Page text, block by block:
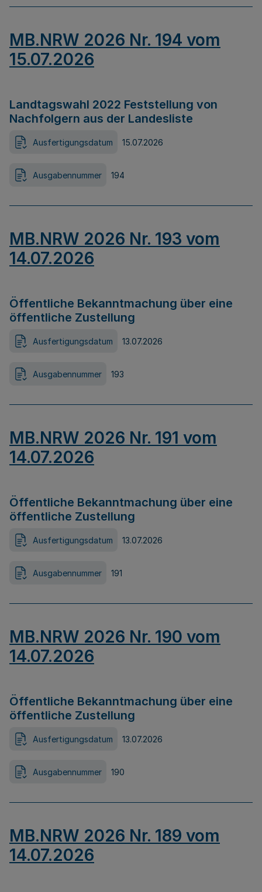
MB.NRW 2026 Nr. 194 vom
15.07.2026
Landtagswahl 2022 Feststellung von
Nachfolgern aus der Landesliste
Ausfertigungsdatum 15.07.2026
Ausgabennummer 194
MB.NRW 2026 Nr. 193 vom
14.07.2026
Öffentliche Bekanntmachung über eine
öffentliche Zustellung
Ausfertigungsdatum 13.07.2026
Ausgabennummer 193
MB.NRW 2026 Nr. 191 vom
14.07.2026
Öffentliche Bekanntmachung über eine
öffentliche Zustellung
Ausfertigungsdatum 13.07.2026
Ausgabennummer 191
MB.NRW 2026 Nr. 190 vom
14.07.2026
Öffentliche Bekanntmachung über eine
öffentliche Zustellung
Ausfertigungsdatum 13.07.2026
Ausgabennummer 190
MB.NRW 2026 Nr. 189 vom
14.07.2026